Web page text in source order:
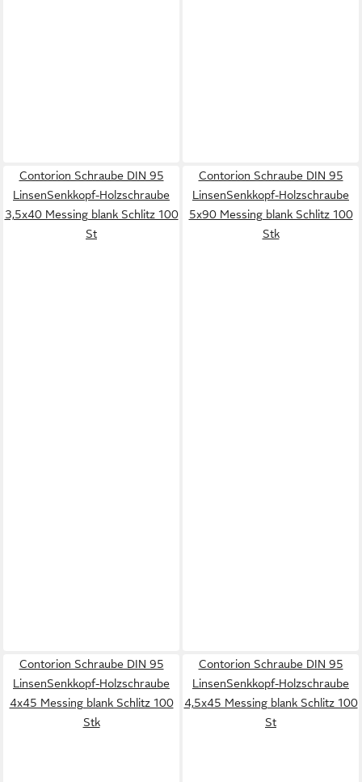
Contorion Schraube DIN 95
LinsenSenkkopf-Holzschraube
3,5x40 Messing blank Schlitz 100
St
Contorion Schraube DIN 95
LinsenSenkkopf-Holzschraube
5x90 Messing blank Schlitz 100
Stk
Contorion Schraube DIN 95
LinsenSenkkopf-Holzschraube
4x45 Messing blank Schlitz 100
Stk
Contorion Schraube DIN 95
LinsenSenkkopf-Holzschraube
4,5x45 Messing blank Schlitz 100
St